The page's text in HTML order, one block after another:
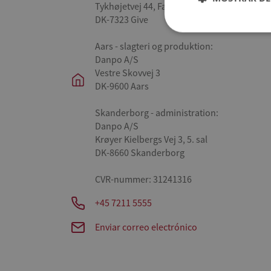
Tykhøjetvej 44, Farre
DK-7323 Give
Aars - slagteri og produktion:
Danpo A/S
Vestre Skovvej 3
DK-9600 Aars
Skanderborg - administration:
Danpo A/S
Krøyer Kielbergs Vej 3, 5. sal
DK-8660 Skanderborg
CVR-nummer: 31241316
+45 7211 5555
Enviar correo electrónico